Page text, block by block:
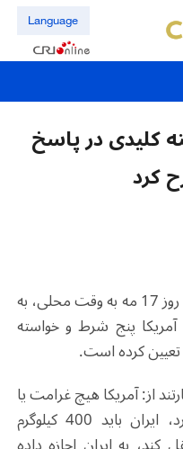
Language
کلیدی در پاسخ
کرد
خبرنگار رادیو و تلوزیون مرکزی چین، روز 17 مه به وقت محلی، به
پنج شرط و خواسته
تعیین کرده است.
از: آمریکا هیچ غرامت یا
غرامت جنگی پرداخت نخواهد کرد، ایران باید 400 کیلوگرم